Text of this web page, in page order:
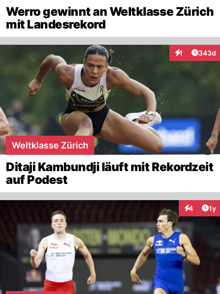
Werro gewinnt an Weltklasse Zürich
mit Landesrekord
1
Interaktionen
343d
Weltklasse Zürich
Ditaji Kambundji läuft mit Rekordzeit
auf Podest
4 1y